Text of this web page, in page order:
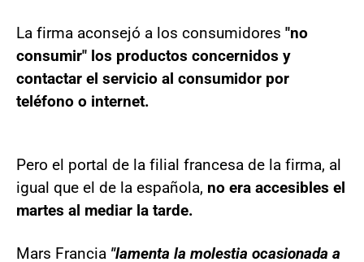
La firma aconsejó a los consumidores "no
consumir" los productos concernidos y
contactar el servicio al consumidor por
teléfono o internet.
Pero el portal de la filial francesa de la firma, al
igual que el de la española, no era accesibles el
martes al mediar la tarde.
Mars Francia "lamenta la molestia ocasionada a